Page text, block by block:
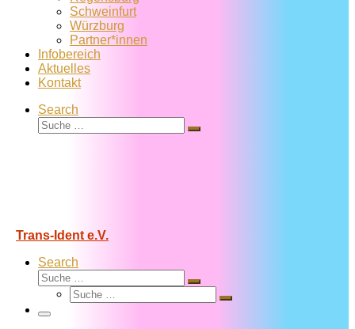
Schweinfurt
Würzburg
Partner*innen
Infobereich
Aktuelles
Kontakt
Search
Suche
Suche
Trans-Ident e.V.
Search
Suche
Suche
Suche
Suche
Menü